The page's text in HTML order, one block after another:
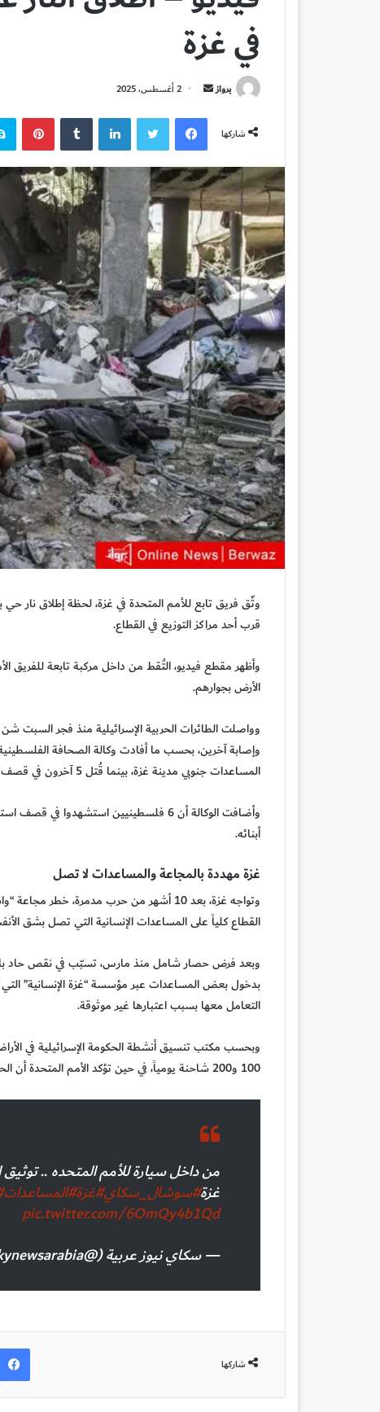
في غزة
برواز
أرسل
إلكترونيا
2 أغسطس، 2025
شاركها
فيسبوكتويتر لينكدإن ‏Tumblr
وثّق فريق تابع للأمم المتحدة في غزة، لحظة إطلاق نار
قرب أحد مراكز التوزيع في القطاع.
وأظهر مقطع فيديو، التُقط من داخل مركبة تابعة للفريق
الأرض بجوارهم.
المساعدات جنوبي مدينة غزة، بينما قُتل 5 آخرون في قصف استهدف خيام النازحين في خان يونس.
وأضافت الوكالة أن 6 فلسطينيين
أبنائه.
غزة مهددة بالمجاعة والمساعدات لا تصل
وتواجه غزة، بعد 10 أشهر من حرب مدمرة،
القطاع كلياً على المساعدات الإنسانية التي تصل بشق
وبعد فرض حصار شامل منذ مارس، تسبّب في نقص حاد
بدخول بعض المساعدات عبر مؤسسة “غزة الإنسانية”
التعامل معها بسبب اعتبارها غير موثوقة.
وبحسب مكتب تنسيق أنشطة الحكومة الإسرائيلية في
100 و200 شاحنة يومياً، في حين تؤكد الأمم المتحدة أن الحاجة الفعلية تصل إلى 500 شاحنة يومياً على الأقل.
من داخل سيارة للأمم المتحده ..
غزة#سوشال_سكاي#غزة#المساعدات
pic.twitter.com/6OmQy4b1Qd
— سكاي نيوز عربية (@skynewsarabia)
شاركها